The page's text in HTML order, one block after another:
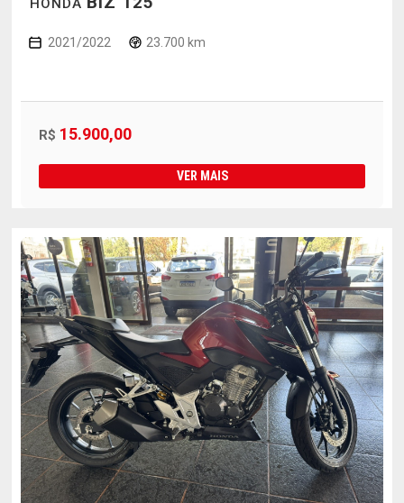
HONDA
2021/2022 23.700 km
R$ 15.900,00
VER MAIS